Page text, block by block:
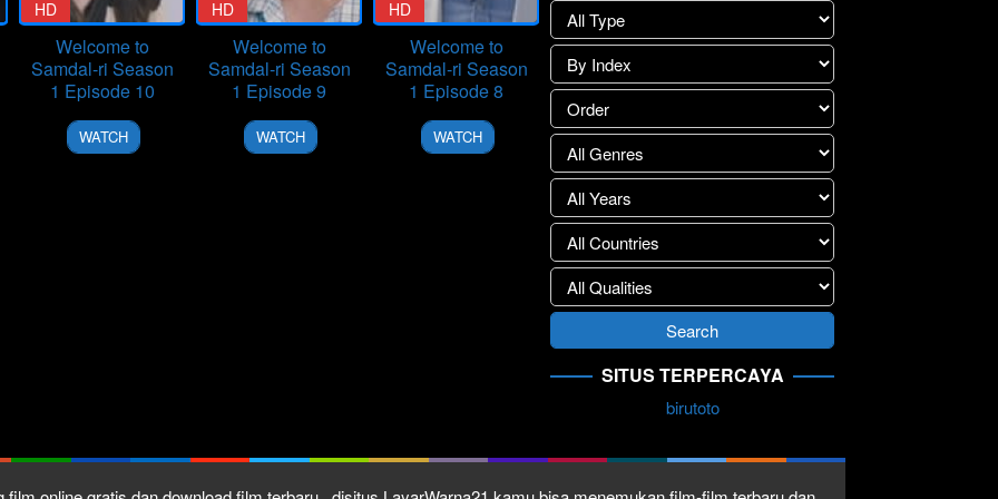
HD
Welcome to
Samdal-ri Season
1 Episode 10
31
Dec
WATCH
HD
Welcome to
Samdal-ri Season
1 Episode 9
30
Dec
WATCH
HD
Welcome to
Samdal-ri Season
1 Episode 8
24
Dec
WATCH
SITUS TERPERCAYA
birutoto